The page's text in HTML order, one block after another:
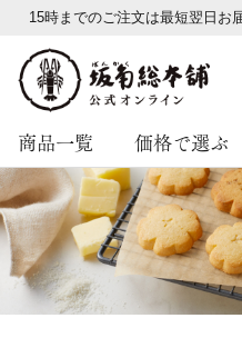
15時までのご注文は最短翌日お
商品一覧 価格で選ぶ